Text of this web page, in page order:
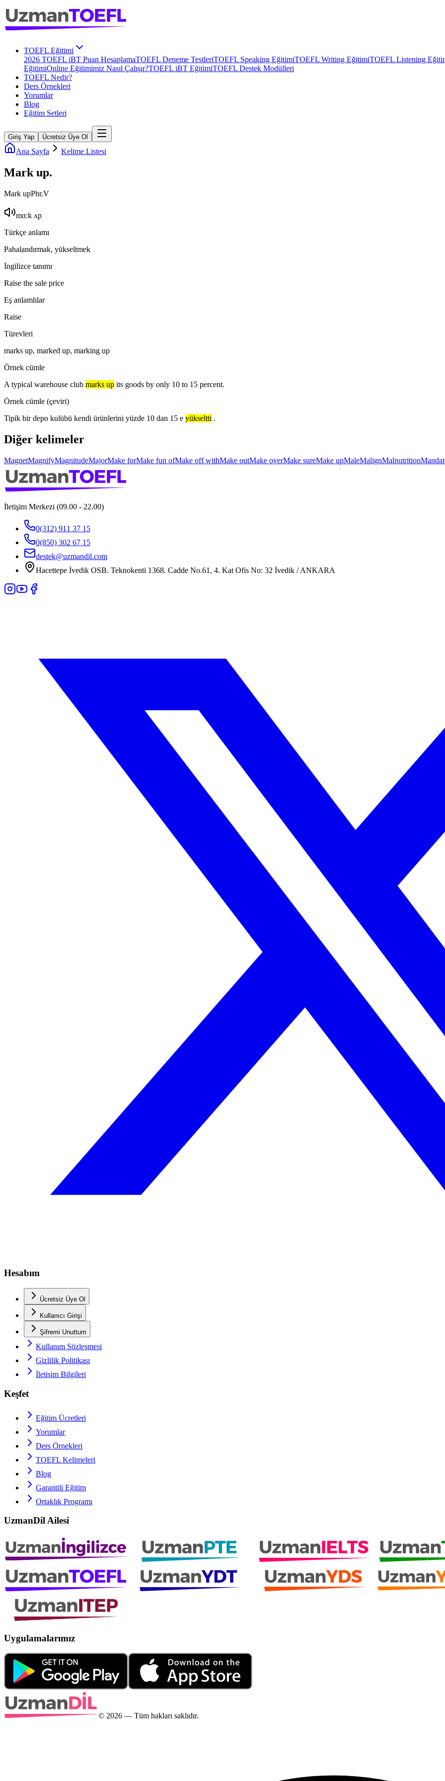
TOEFL Eğitimi
2026 TOEFL iBT Puan HesaplamaTOEFL Deneme TestleriTOEFL Speaking EğitimiTOEFL Writing EğitimiTOEFL Listening
EğitimiOnline Eğitimimiz Nasıl Çalışır?TOEFL iBT EğitimiTOEFL Destek Modülleri
TOEFL Nedir?
Ders Örnekleri
Yorumlar
Blog
Eğitim Setleri
Giriş Yap Ücretsiz Üye Ol
Ana Sayfa Kelime Listesi
Mark up.
Mark upPhr.V
mɑːk ʌp
Türkçe anlamı
Pahalandırmak, yükseltmek
İngilizce tanımı
Raise the sale price
Eş anlamlılar
Raise
Türevleri
marks up, marked up, marking up
Örnek cümle
A typical warehouse club marks up its goods by only 10 to 15 percent.
Örnek cümle (çeviri)
Tipik bir depo kulübü kendi ürünlerini yüzde 10 dan 15 e yükseltti .
Diğer kelimeler
MagnetMagnifyMagnitudeMajorMake forMake fun ofMake off withMake outMake overMake sureMake upMaleMalignMalnutrition
İletişim Merkezi (09.00 - 22.00)
0(312) 911 37 15
0(850) 302 67 15
destek@uzmandil.com
Hacettepe İvedik OSB. Teknokenti 1368. Cadde No.61, 4. Kat Ofis No: 32 İvedik / ANKARA
Hesabım
Ücretsiz Üye Ol
Kullanıcı Girişi
Şifremi Unuttum
Kullanım Sözleşmesi
Gizlilik Politikası
İletişim Bilgileri
Keşfet
Eğitim Ücretleri
Yorumlar
Ders Örnekleri
TOEFL Kelimeleri
Blog
Garantili Eğitim
Ortaklık Programı
UzmanDil Ailesi
Uygulamalarımız
© 2026 — Tüm hakları saklıdır.